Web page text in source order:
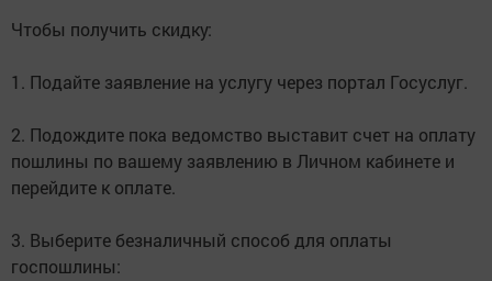
Чтобы получить скидку:
1. Подайте заявление на услугу через портал Госуслуг.
2. Подождите пока ведомство выставит счет на оплату
пошлины по вашему заявлению в Личном кабинете и
перейдите к оплате.
3. Выберите безналичный способ для оплаты
госпошлины: